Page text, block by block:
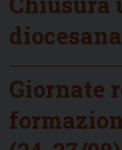
Giornate